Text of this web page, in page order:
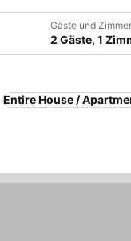
Gäste und Zimmer
2 Gäste, 1
Entire House /